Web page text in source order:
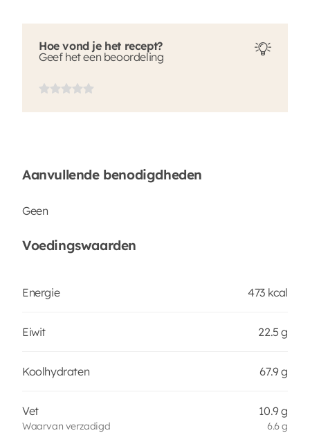
Hoe vond je het recept?
Geef het een beoordeling
Aanvullende benodigdheden
Geen
Voedingswaarden
Energie 473 kcal
Eiwit 22.5 g
Koolhydraten 67.9 g
Vet 10.9 g
Waarvan verzadigd 6.6 g